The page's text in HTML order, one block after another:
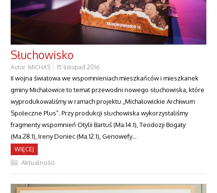
Słuchowisko
Autor: MICHAS 15 listopad 2016
II wojna światowa we wspomnieniach mieszkańców i mieszkanek
gminy Michałowice to temat przewodni nowego słuchowiska, które
wyprodukowaliśmy w ramach projektu „Michałowickie Archiwum
Społeczne Plus”. Przy produkcji słuchowiska wykorzystaliśmy
fragmenty wspomnień Otylii Bartuś (Ma.14.1), Teodozji Bogaty
(Ma.28.1), Ireny Doniec (Ma.12.1), Genowefy…
WIĘCEJ
Aktualności